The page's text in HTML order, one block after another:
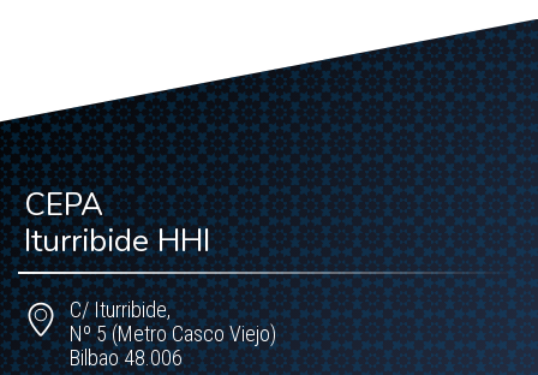
CEPA
Iturribide HHI
C/ Iturribide,
Nº 5 (Metro Casco Viejo)
Bilbao 48.006